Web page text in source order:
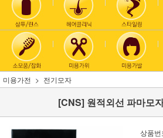
미용가전 전기모자
[CNS] 원적외선 파마모
상품번